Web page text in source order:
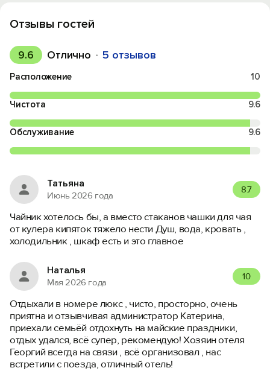
Отзывы гостей
9.6 Отлично 5 отзывов
Расположение 10
Чистота 9.6
Обслуживание 9.6
Татьяна
Июнь 2026 года
8.7
Чайник хотелось бы, а вместо стаканов чашки для чая
от кулера кипяток тяжело нести Душ, вода, кровать ,
холодильник , шкаф есть и это главное
Наталья
Мая 2026 года
10
Отдыхали в номере люкс , чисто, просторно, очень
приятна и отзывчивая администратор Катерина,
приехали семьёй отдохнуть на майские праздники,
отдых удался, всё супер, рекомендую! Хозяин отеля
Георгий всегда на связи , всё организовал , нас
встретили с поезда, отличный отель!